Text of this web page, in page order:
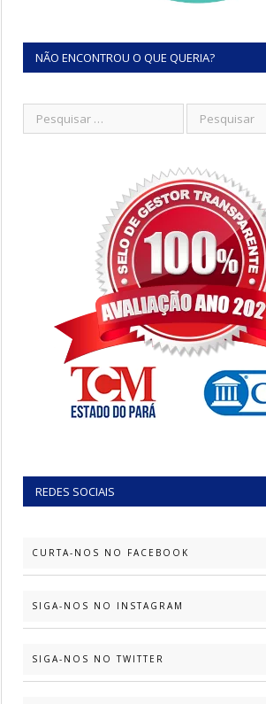
NÃO ENCONTROU O QUE QUERIA?
REDES SOCIAIS
CURTA-NOS NO FACEBOOK
SIGA-NOS NO INSTAGRAM
SIGA-NOS NO TWITTER